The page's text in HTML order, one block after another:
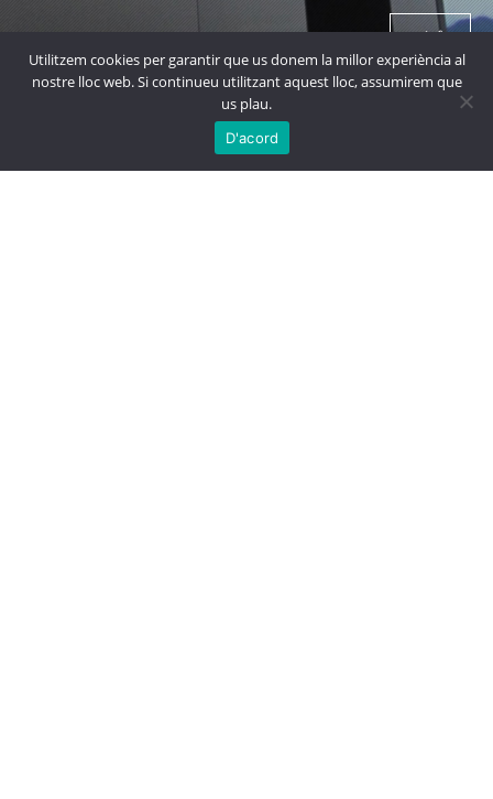
+ info
+ info
PROJECTES
Utilitzem cookies per garantir que us donem la millor experiència al
nostre lloc web. Si continueu utilitzant aquest lloc, assumirem que
us plau.
D'acord